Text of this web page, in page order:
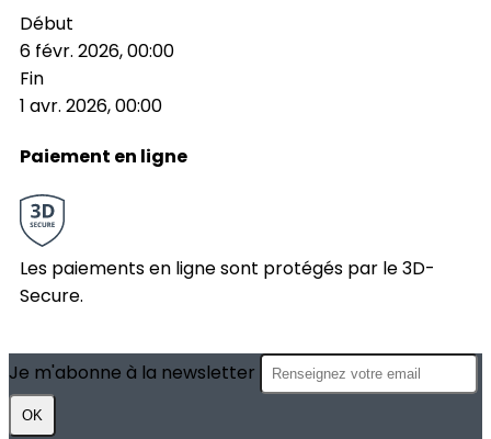
Début
6 févr. 2026, 00:00
Fin
1 avr. 2026, 00:00
Paiement en ligne
Les paiements en ligne sont protégés par le 3D-
Secure.
Je m'abonne à la newsletter
OK